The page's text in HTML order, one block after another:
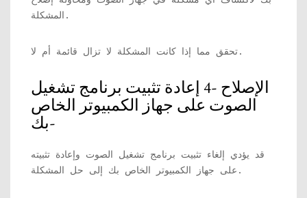
المشكلة.
تحقق مما إذا كانت المشكلة لا تزال قائمة أم لا.
الإصلاح -4 إعادة تثبيت برنامج تشغيل
الصوت على جهاز الكمبيوتر الخاص
بك-
قد يؤدي إلغاء تثبيت برنامج تشغيل الصوت وإعادة تثبيته
على جهاز الكمبيوتر الخاص بك إلى حل المشكلة.